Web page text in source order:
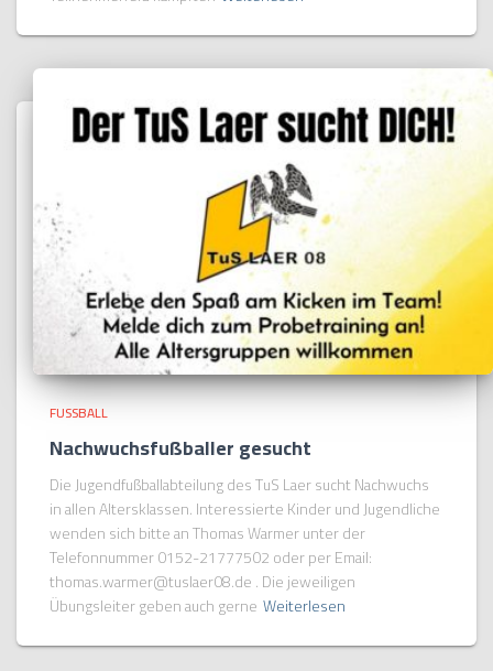
FUSSBALL
Nachwuchsfußballer gesucht
Die Jugendfußballabteilung des TuS Laer sucht Nachwuchs
in allen Altersklassen. Interessierte Kinder und Jugendliche
wenden sich bitte an Thomas Warmer unter der
Telefonnummer 0152-21777502 oder per Email:
thomas.warmer@tuslaer08.de . Die jeweiligen
Übungsleiter geben auch gerne Weiterlesen